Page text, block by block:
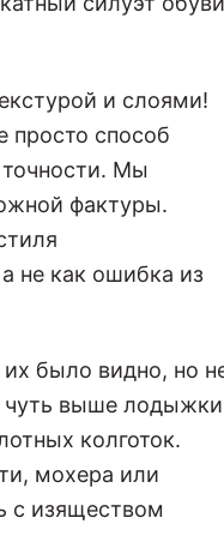
способ
Мы
фактуры.
как ошибка из
было видно, но не
колготок.
мохера или
с изяществом
(например,